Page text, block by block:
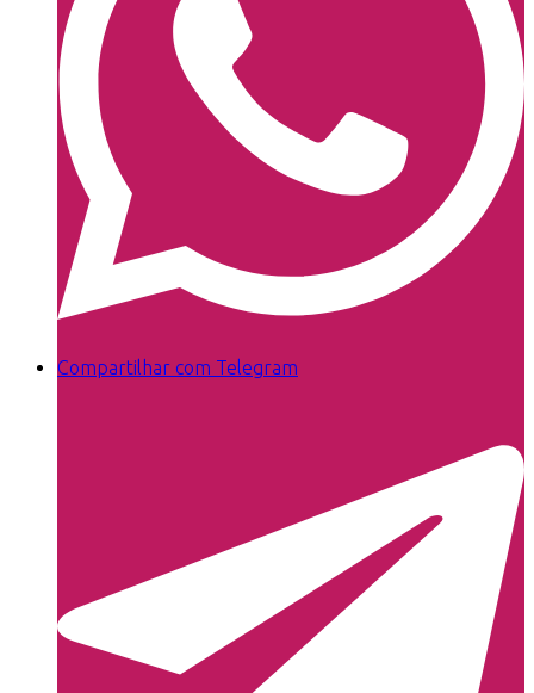
Compartilhar com Telegram